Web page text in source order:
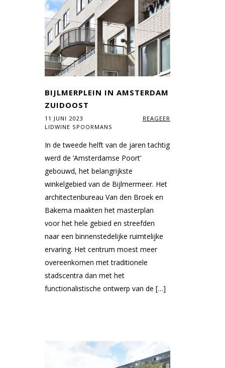
BIJLMERPLEIN IN AMSTERDAM
ZUIDOOST
11 JUNI 2023
REAGEER
LIDWINE SPOORMANS
In de tweede helft van de jaren tachtig
werd de ‘Amsterdamse Poort’
gebouwd, het belangrijkste
winkelgebied van de Bijlmermeer. Het
architectenbureau Van den Broek en
Bakema maakten het masterplan
voor het hele gebied en streefden
naar een binnenstedelijke ruimtelijke
ervaring. Het centrum moest meer
overeenkomen met traditionele
stadscentra dan met het
functionalistische ontwerp van de […]